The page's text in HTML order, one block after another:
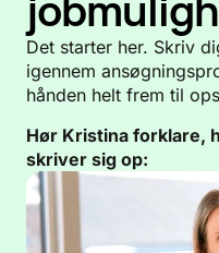
Det starter her. Skriv
igennem
hånden helt frem til
Hør Kristina forklare,
skriver sig op: